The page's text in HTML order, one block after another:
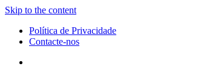
Skip to the content
Política de Privacidade
Contacte-nos